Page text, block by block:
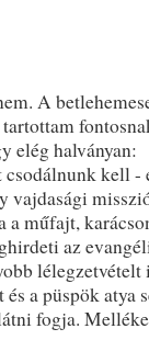
A
elég halványan:
kell -
vajdasági
a műfajt,
az
lélegzetvételt
a püspök atya
fogja.